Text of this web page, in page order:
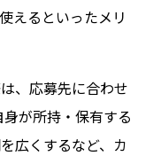
えるといったメリ
、応募先に合わせ
が所持・保有する
広くするなど、カ